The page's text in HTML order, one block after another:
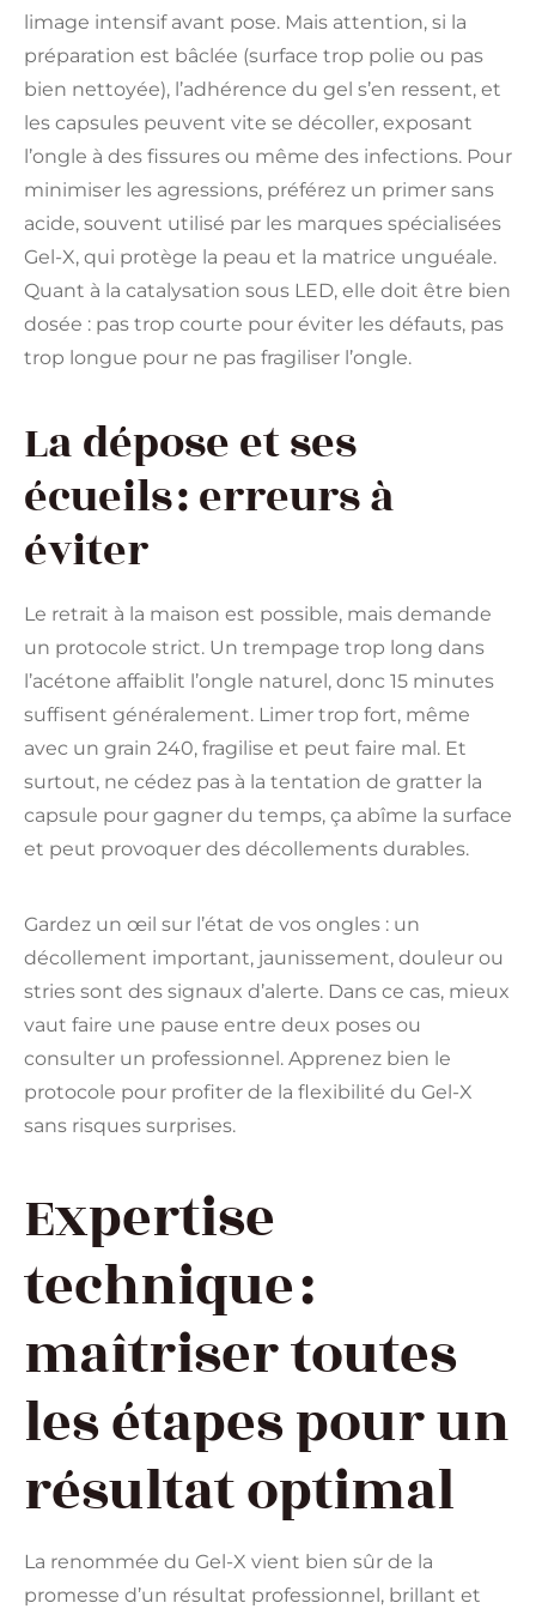
limage intensif avant pose. Mais attention, si la
préparation est bâclée (surface trop polie ou pas
bien nettoyée), l’adhérence du gel s’en ressent, et
les capsules peuvent vite se décoller, exposant
l’ongle à des fissures ou même des infections. Pour
minimiser les agressions, préférez un primer sans
acide, souvent utilisé par les marques spécialisées
Gel-X, qui protège la peau et la matrice unguéale.
Quant à la catalysation sous LED, elle doit être bien
dosée : pas trop courte pour éviter les défauts, pas
trop longue pour ne pas fragiliser l’ongle.
La dépose et ses
écueils : erreurs à
éviter
Le retrait à la maison est possible, mais demande
un protocole strict. Un trempage trop long dans
l’acétone affaiblit l’ongle naturel, donc 15 minutes
suffisent généralement. Limer trop fort, même
avec un grain 240, fragilise et peut faire mal. Et
surtout, ne cédez pas à la tentation de gratter la
capsule pour gagner du temps, ça abîme la surface
et peut provoquer des décollements durables.
Gardez un œil sur l’état de vos ongles : un
décollement important, jaunissement, douleur ou
stries sont des signaux d’alerte. Dans ce cas, mieux
vaut faire une pause entre deux poses ou
consulter un professionnel. Apprenez bien le
protocole pour profiter de la flexibilité du Gel-X
sans risques surprises.
Expertise
technique :
maîtriser toutes
les étapes pour un
résultat optimal
La renommée du Gel-X vient bien sûr de la
promesse d’un résultat professionnel, brillant et